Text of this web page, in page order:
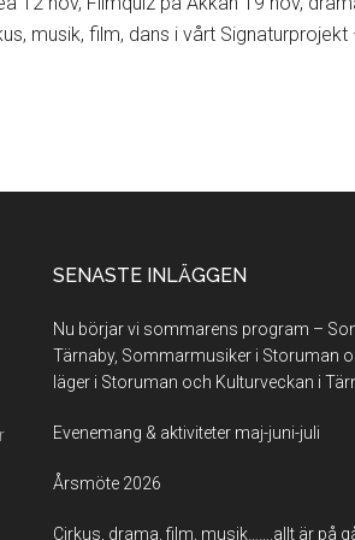
musik, film, dans i vårt
SENASTE INLÄGGEN
Nu börjar vi sommarens program –
Tärnaby, Sommarmusiker i Storuman
läger i Storuman och Kulturveckan i
Evenemang & aktiviteter maj-juni-juli
Årsmöte 2026
Cirkus, drama, film, musik…….allt är på